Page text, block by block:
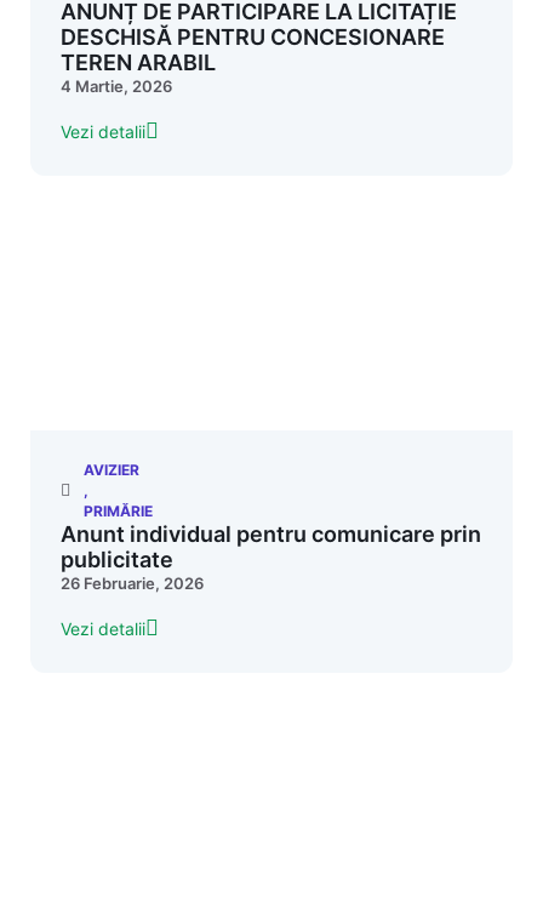
ANUNȚ DE PARTICIPARE LA LICITAȚIE
DESCHISĂ PENTRU CONCESIONARE
TEREN ARABIL
4 Martie, 2026
Vezi detalii
AVIZIER
,
PRIMĂRIE
Anunt individual pentru comunicare prin
publicitate
26 Februarie, 2026
Vezi detalii